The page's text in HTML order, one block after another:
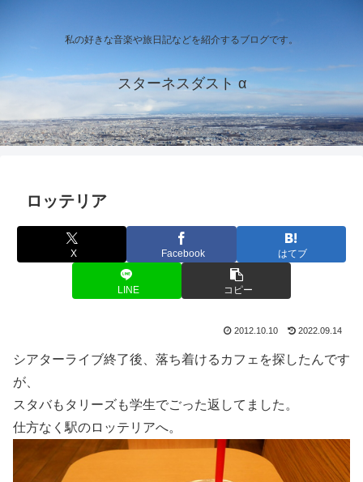
私の好きな音楽や旅日記などを紹介するブログです。
スターネスダスト α
ロッテリア
X Facebook はてブ
LINE コピー
2012.10.10 2022.09.14
シアターライブ終了後、落ち着けるカフェを探したんです
が、
スタバもタリーズも学生でごった返してました。
仕方なく駅のロッテリアへ。